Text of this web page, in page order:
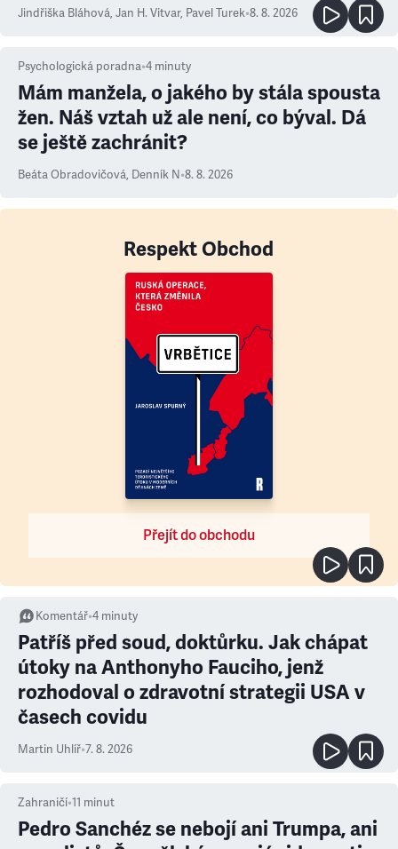
Jindřiška Bláhová, Jan H. Vitvar, Pavel Turek•8. 8. 2026
Psychologická poradna•4 minuty
Mám manžela, o jakého by stála spousta
žen. Náš vztah už ale není, co býval. Dá
se ještě zachránit?
Beáta Obradovičová, Denník N•8. 8. 2026
Respekt Obchod
Přejít do obchodu
Komentář•4 minuty
Patříš před soud, doktůrku. Jak chápat
útoky na Anthonyho Fauciho, jenž
rozhodoval o zdravotní strategii USA v
časech covidu
Martin Uhlíř•7. 8. 2026
Zahraničí•11 minut
Pedro Sanchéz se nebojí ani Trumpa, ani